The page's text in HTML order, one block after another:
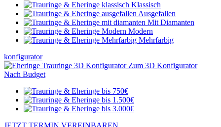
Klassisch
Ausgefallen
Mit Diamanten
Modern
Mehrfarbig
konfigurator
Zum 3D Konfigurator
Nach Budget